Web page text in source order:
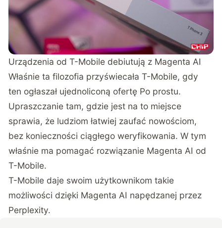
Urządzenia od T-Mobile debiutują z Magenta AI
Właśnie ta filozofia przyświecałaT-Mobile, gdy
ten ogłaszał ujednoliconą ofertę Po prostu.
Upraszczanie tam, gdzie jest na to miejsce
sprawia, że ludziom łatwiej zaufać nowościom,
bez konieczności ciągłego weryfikowania. W tym
właśnie ma pomagać rozwiązanie Magenta AI od
T-Mobile.
T-Mobile daje swoim użytkownikom takie
możliwości dzięki Magenta AI napędzanej przez
Perplexity.